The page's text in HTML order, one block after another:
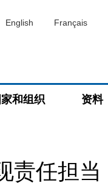
English Français
家和组织 资料
责任担当